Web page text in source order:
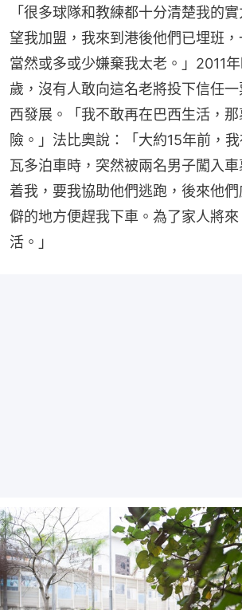
「很多球隊和教練都十分清楚我的
望我加盟，我來到港後他們已埋班，
當然或多或少嫌棄我太老。」2011
歲，沒有人敢向這名老將投下信任
西發展。「我不敢再在巴西生活，
險。」法比奧說：「大約15年前，
瓦多泊車時，突然被兩名男子闖入
着我，要我協助他們逃跑，後來他
僻的地方便趕我下車。為了家人將
活。」